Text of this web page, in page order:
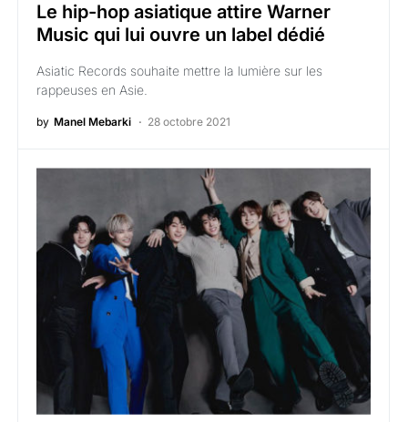
Le hip-hop asiatique attire Warner
Music qui lui ouvre un label dédié
Asiatic Records souhaite mettre la lumière sur les
rappeuses en Asie.
by Manel Mebarki 28 octobre 2021